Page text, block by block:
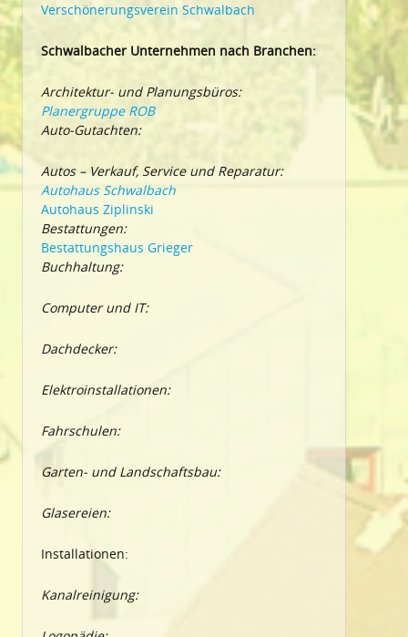
Verschönerungsverein Schwalbach
Schwalbacher Unternehmen nach Branchen:
Architektur- und Planungsbüros:
Planergruppe ROB
Auto-Gutachten:
Autos – Verkauf, Service und Reparatur:
Autohaus Schwalbach
Autohaus Ziplinski
Bestattungen:
Bestattungshaus Grieger
Buchhaltung:
Computer und IT:
Dachdecker:
Elektroinstallationen:
Fahrschulen:
Garten- und Landschaftsbau:
Glasereien:
Installationen:
Kanalreinigung: